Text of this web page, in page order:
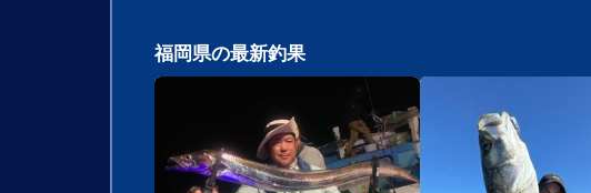
福岡県の最新釣果